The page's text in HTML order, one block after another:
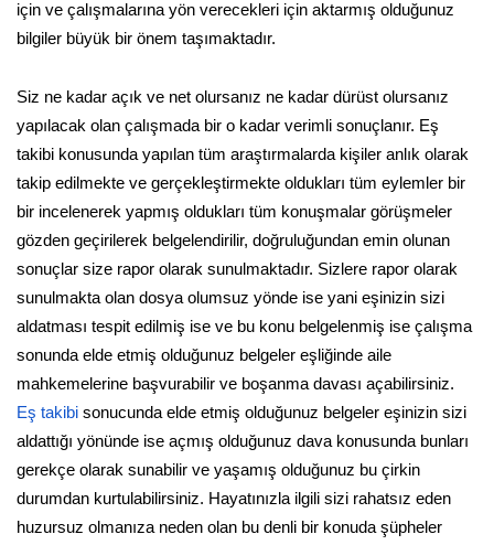
için ve çalışmalarına yön verecekleri için aktarmış olduğunuz
bilgiler büyük bir önem taşımaktadır.
Siz ne kadar açık ve net olursanız ne kadar dürüst olursanız
yapılacak olan çalışmada bir o kadar verimli sonuçlanır. Eş
takibi konusunda yapılan tüm araştırmalarda kişiler anlık olarak
takip edilmekte ve gerçekleştirmekte oldukları tüm eylemler bir
bir incelenerek yapmış oldukları tüm konuşmalar görüşmeler
gözden geçirilerek belgelendirilir, doğruluğundan emin olunan
sonuçlar size rapor olarak sunulmaktadır. Sizlere rapor olarak
sunulmakta olan dosya olumsuz yönde ise yani eşinizin sizi
aldatması tespit edilmiş ise ve bu konu belgelenmiş ise çalışma
sonunda elde etmiş olduğunuz belgeler eşliğinde aile
mahkemelerine başvurabilir ve boşanma davası açabilirsiniz.
Eş takibi sonucunda elde etmiş olduğunuz belgeler eşinizin sizi
aldattığı yönünde ise açmış olduğunuz dava konusunda bunları
gerekçe olarak sunabilir ve yaşamış olduğunuz bu çirkin
durumdan kurtulabilirsiniz. Hayatınızla ilgili sizi rahatsız eden
huzursuz olmanıza neden olan bu denli bir konuda şüpheler